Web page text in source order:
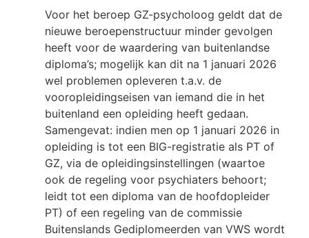
Voor het beroep GZ-psycholoog geldt dat de
nieuwe beroepenstructuur minder gevolgen
heeft voor de waardering van buitenlandse
diploma’s; mogelijk kan dit na 1 januari 2026
wel problemen opleveren t.a.v. de
vooropleidingseisen van iemand die in het
buitenland een opleiding heeft gedaan.
Samengevat: indien men op 1 januari 2026 in
opleiding is tot een BIG-registratie als PT of
GZ, via de opleidingsinstellingen (waartoe
ook de regeling voor psychiaters behoort;
leidt tot een diploma van de hoofdopleider
PT) of een regeling van de commissie
Buitenslands Gediplomeerden van VWS wordt